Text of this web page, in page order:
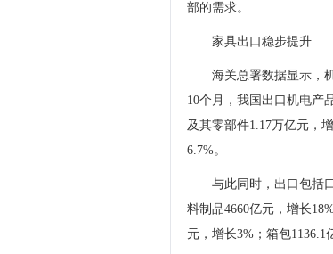
部的需求。
家具出口稳步提升
海关总署数据显示，
10个月，我国出口机电产
及其零部件1.17万亿元，
6.7%。
与此同时，出口包括
料制品4660亿元，增长
元，增长3%；箱包1136.1